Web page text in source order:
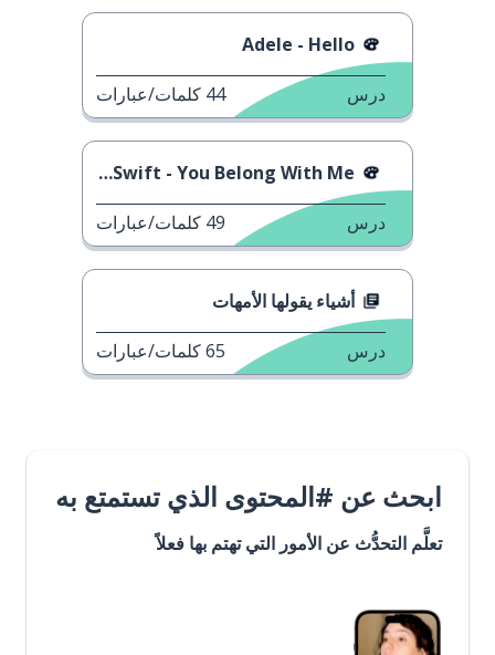
Adele - Hello
درس 44 كلمات/عبارات
Taylor Swift - You Belong With Me
درس 49 كلمات/عبارات
أشياء يقولها الأمهات
درس 65كلمات/عبارات
ابحث عن #المحتوى الذي تستمتع به
تعلَّم التحدُّث عن الأمور التي تهتم بها فعلاً